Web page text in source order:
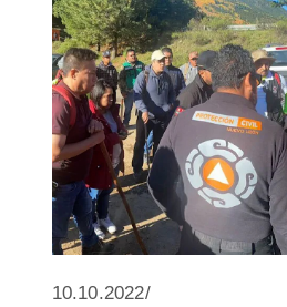
10.10.2022/